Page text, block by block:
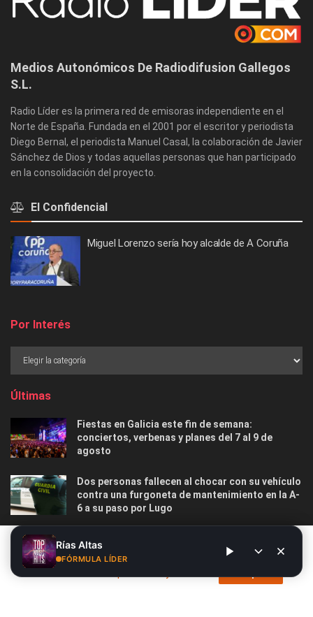
Medios Autonómicos De Radiodifusion Gallegos
S.L.
Radio Líder es la primera red de emisoras independiente en el
Norte de España. Fundada en el 2001 por el escritor y periodista
Diego Bernal, el periodista Manuel Casal, la colaboración de Javier
Sánchez de Dios y todas aquellas personas que han participado
en la consolidación del proyecto.
El Confidencial
Miguel Lorenzo sería hoy alcalde de A Coruña
Por Interés
Últimas
Fiestas en Galicia este fin de semana:
conciertos, verbenas y planes del 7 al 9 de
agosto
Dos personas fallecen al chocar con su vehículo
contra una furgoneta de mantenimiento en la A-
6 a su paso por Lugo
Las 12 playas gallegas con Bandera Azul menos
masificadas para disfrutar este verano
Rías Altas
FÓRMULA LÍDER
Este sitio web utiliza cookies. Al continuar utilizando este sitio
web, usted da su consentimiento para el uso de cookies. Visite